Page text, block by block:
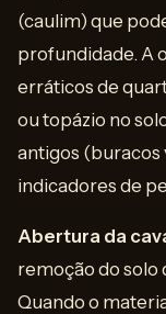
(caulim) que
profundidade. A
erráticos de
ou topázio no
antigos (buracos
indicadores de
Abertura da
remoção do
Quando o